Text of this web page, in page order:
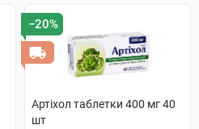
−20%
Артіхол таблетки 400 мг 40
шт